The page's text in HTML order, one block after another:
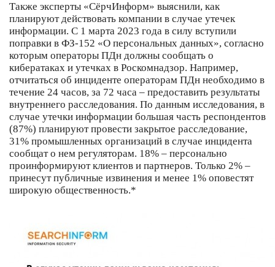
Также эксперты «СёрчИнформ» выяснили, как
планируют действовать компании в случае утечек
информации. С 1 марта 2023 года в силу вступили
поправки в ФЗ-152 «О персональных данных», согласно
которым операторы ПДн должны сообщать о
кибератаках и утечках в Роскомнадзор. Например,
отчитаться об инциденте операторам ПДн необходимо в
течение 24 часов, за 72 часа – предоставить результаты
внутреннего расследования. По данным исследования, в
случае утечки информации большая часть респондентов
(87%) планируют провести закрытое расследование,
31% промышленных организаций в случае инцидента
сообщат о нем регуляторам. 18% – персонально
проинформируют клиентов и партнеров. Только 2% –
принесут публичные извинения и менее 1% оповестят
широкую общественность.*